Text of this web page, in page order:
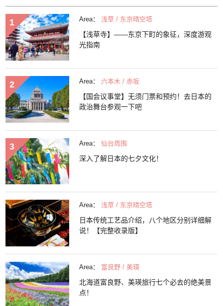
Area： 浅草 / 东京晴空塔
【浅草寺】——东京下町的象征，深度游观
光指南
Area： 六本木 / 赤坂
【国会议事堂】无须门票和预约！去日本的
政治舞台参观一下吧
Area： 仙台周围
深入了解日本的七夕文化！
Area： 浅草 / 东京晴空塔
日本传统工艺品介绍，八个地区分别详细解
说！【完整收录版】
Area： 富良野 / 美瑛
北海道富良野、美瑛旅行七个必去的绝美景
点！